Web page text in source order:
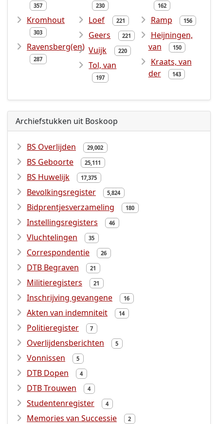
357
Kromhout
303
Ravensberg(en)
287
230
Loef 221
Geers 221
Vuijk 220
Tol, van
197
162
Ramp 156
Heijningen,
van
150
Kraats, van
der
143
Archiefstukken uit Boskoop
BS Overlijden 29,002
BS Geboorte 25,111
BS Huwelijk 17,375
Bevolkingsregister 5,824
Bidprentjesverzameling 180
Instellingsregisters 46
Vluchtelingen 35
Correspondentie 26
DTB Begraven 21
Militieregisters 21
Inschrijving gevangene 16
Akten van indemniteit 14
Politieregister 7
Overlijdensberichten 5
Vonnissen 5
DTB Dopen 4
DTB Trouwen 4
Studentenregister 4
Memories van Successie 2